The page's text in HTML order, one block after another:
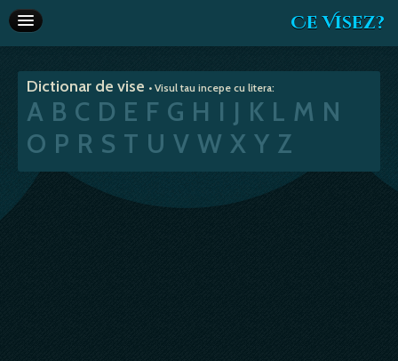
Ce Visez?
Interpretare vise
Articole
Va recomandam
Dictionar de vise • Visul tau incepe cu litera:
A B C D E F G H I J K L M N
O P R S T U V W X Y Z